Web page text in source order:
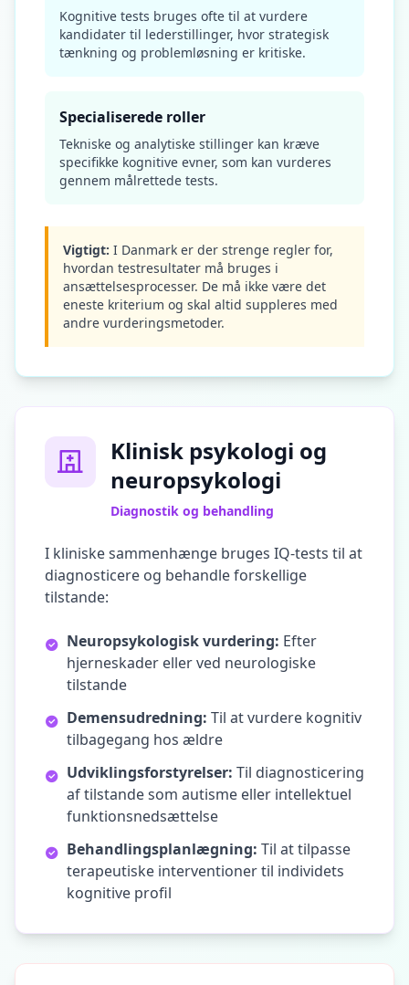
Kognitive tests bruges ofte til at vurdere
kandidater til lederstillinger, hvor strategisk
tænkning og problemløsning er kritiske.
Specialiserede roller
Tekniske og analytiske stillinger kan kræve
specifikke kognitive evner, som kan vurderes
gennem målrettede tests.
Vigtigt: I Danmark er der strenge regler for,
hvordan testresultater må bruges i
ansættelsesprocesser. De må ikke være det
eneste kriterium og skal altid suppleres med
andre vurderingsmetoder.
Klinisk psykologi og
neuropsykologi
Diagnostik og behandling
I kliniske sammenhænge bruges IQ-tests til at
diagnosticere og behandle forskellige
tilstande:
Neuropsykologisk vurdering: Efter
hjerneskader eller ved neurologiske
tilstande
Demensudredning: Til at vurdere kognitiv
tilbagegang hos ældre
Udviklingsforstyrelser: Til diagnosticering
af tilstande som autisme eller intellektuel
funktionsnedsættelse
Behandlingsplanlægning: Til at tilpasse
terapeutiske interventioner til individets
kognitive profil